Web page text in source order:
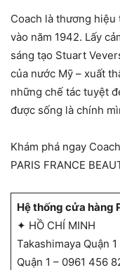
Coach là thương
vào năm 1942. Lấy
sáng tạo Stuart
của nước Mỹ – xuất
những chế tác tuyệt
được sống là chính
Khám phá ngay
PARIS FRANCE
Hệ thống cửa hàng
✦ HỒ CHÍ MINH
Takashimaya Quận
Quận 1 – 0961 456